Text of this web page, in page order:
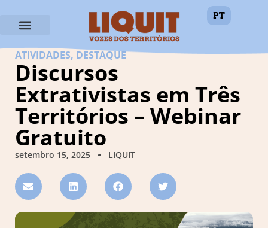
PT
ATIVIDADES, DESTAQUE
Discursos
Extrativistas em Três
Territórios – Webinar
Gratuito
setembro 15, 2025 LIQUIT